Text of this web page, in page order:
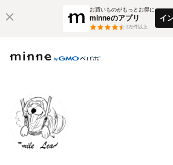
お買いものがもっとお得に
minneのアプリ
3万件以上
イ